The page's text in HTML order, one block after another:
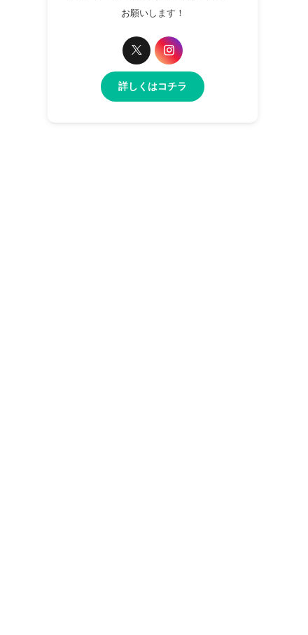
お願いします！
詳しくはコチラ